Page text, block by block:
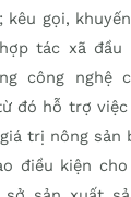
kêu gọi,
tác xã
công nghệ
đó hỗ trợ
trị nông sản
điều kiện